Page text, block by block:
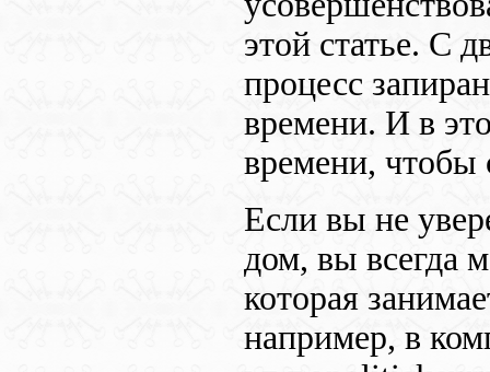
этой статье. C
процесс
времени. И в
времени, чтобы
Если вы не
дом, вы всегда
которая
например, в